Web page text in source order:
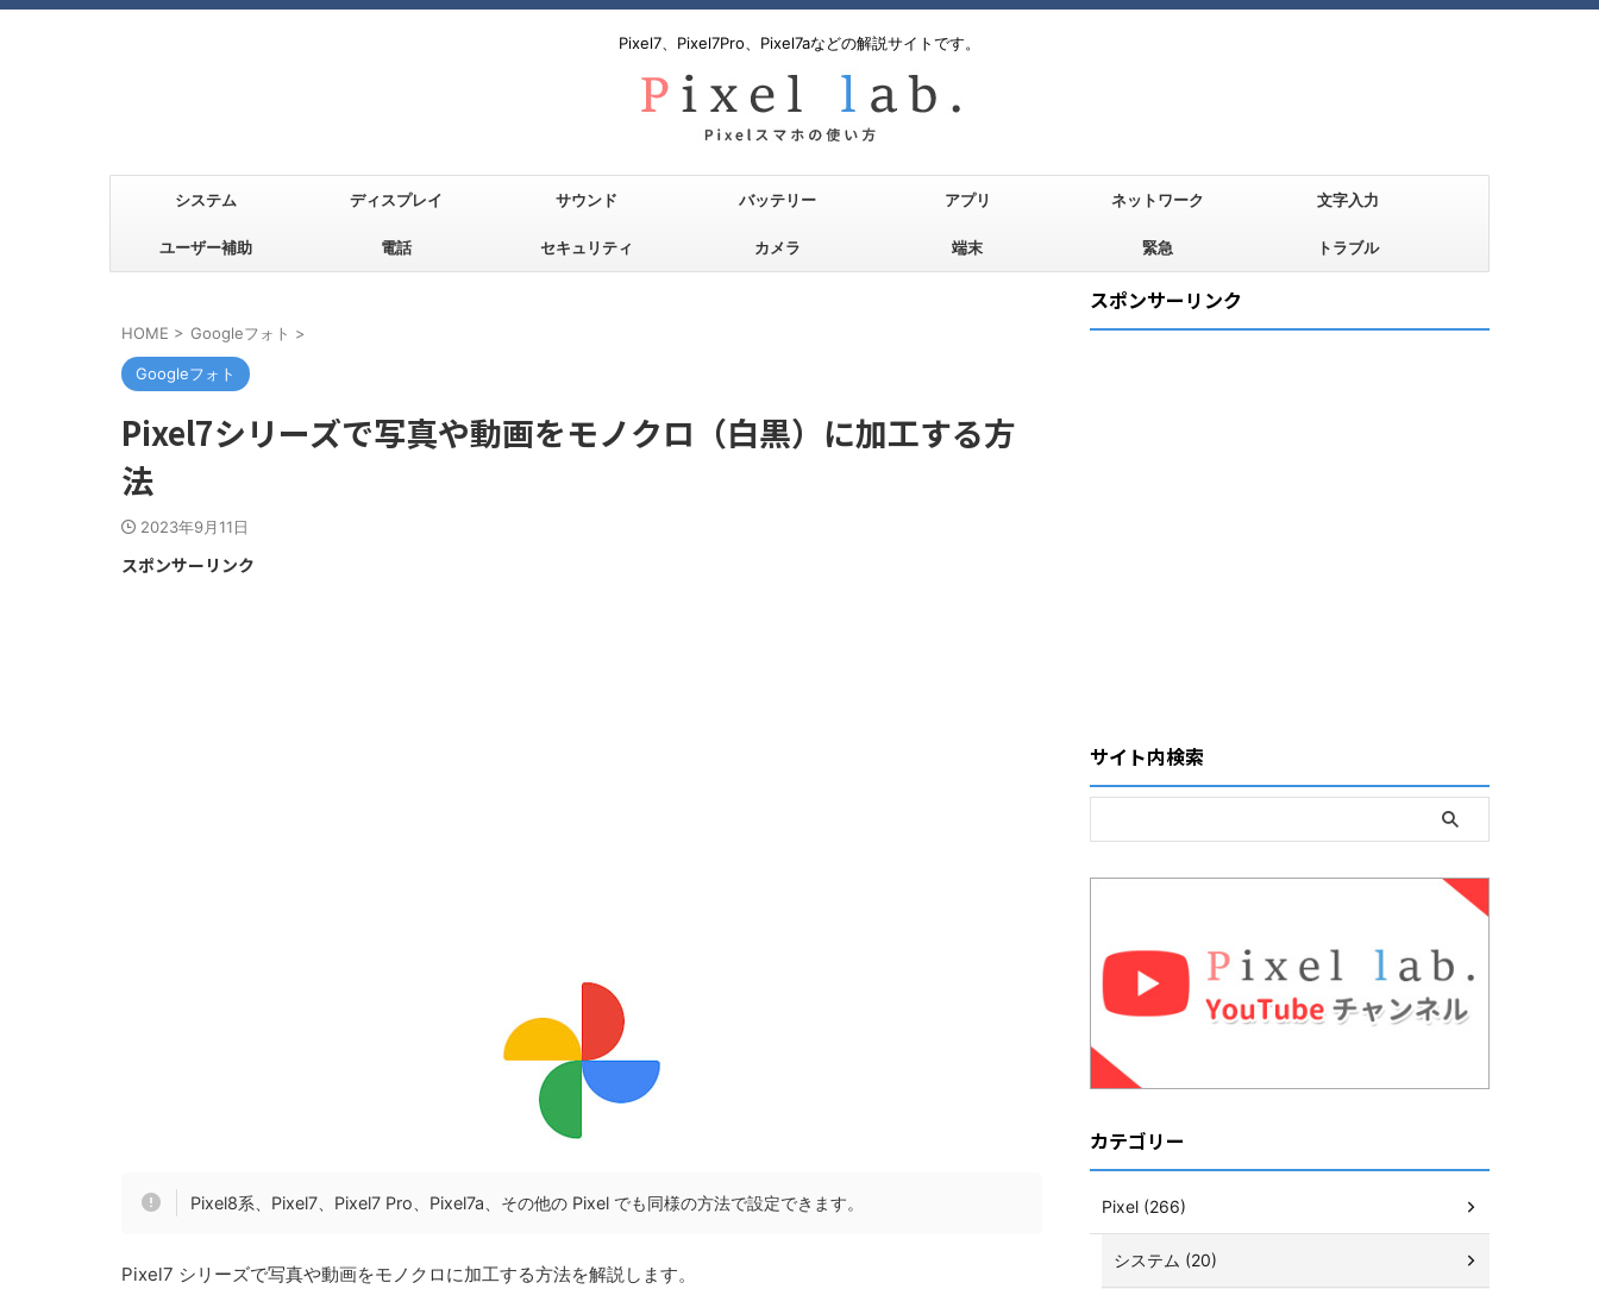
Pixel7、Pixel7Pro、Pixel7aなどの解説サイトです。
システム ディスプレイ サウンド バッテリー アプリ ネットワーク 文字入力
ユーザー補助 電話 セキュリティ カメラ 端末 緊急 トラブル
HOME > Googleフォト >
Googleフォト
Pixel7シリーズで写真や動画をモノクロ（白黒）に加工する方
法
2023年9月11日
スポンサーリンク
Pixel8系、Pixel7、Pixel7 Pro、Pixel7a、その他の Pixel でも同様の方法で設定できます。
Pixel7 シリーズで写真や動画をモノクロに加工する方法を解説します。
スポンサーリンク
サイト内検索
カテゴリー
Pixel (266)
システム (20)